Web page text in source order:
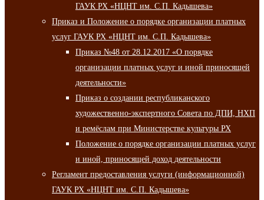
ГАУК РХ «НЦНТ им. С.П. Кадышева»
Приказ и Положение о порядке организации платных
услуг ГАУК РХ «НЦНТ им. С.П. Кадышева»
Приказ №48 от 28.12.2017 «О порядке
организации платных услуг и иной приносящей
деятельности»
Приказ о создании республиканского
художественно-экспертного Совета по ДПИ, НХП
и ремёслам при Министерстве культуры РХ
Положение о порядке организации платных услуг
и иной, приносящей доход деятельности
Регламент предоставления услуги (информационной)
ГАУК РХ «НЦНТ им. С.П. Кадышева»